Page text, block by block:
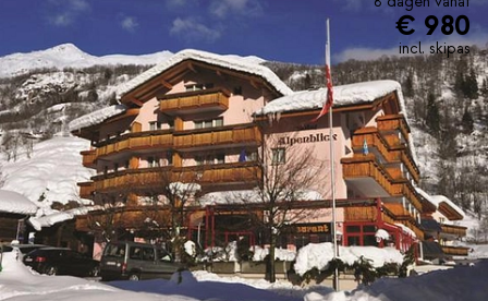
€ 980
incl. skipas